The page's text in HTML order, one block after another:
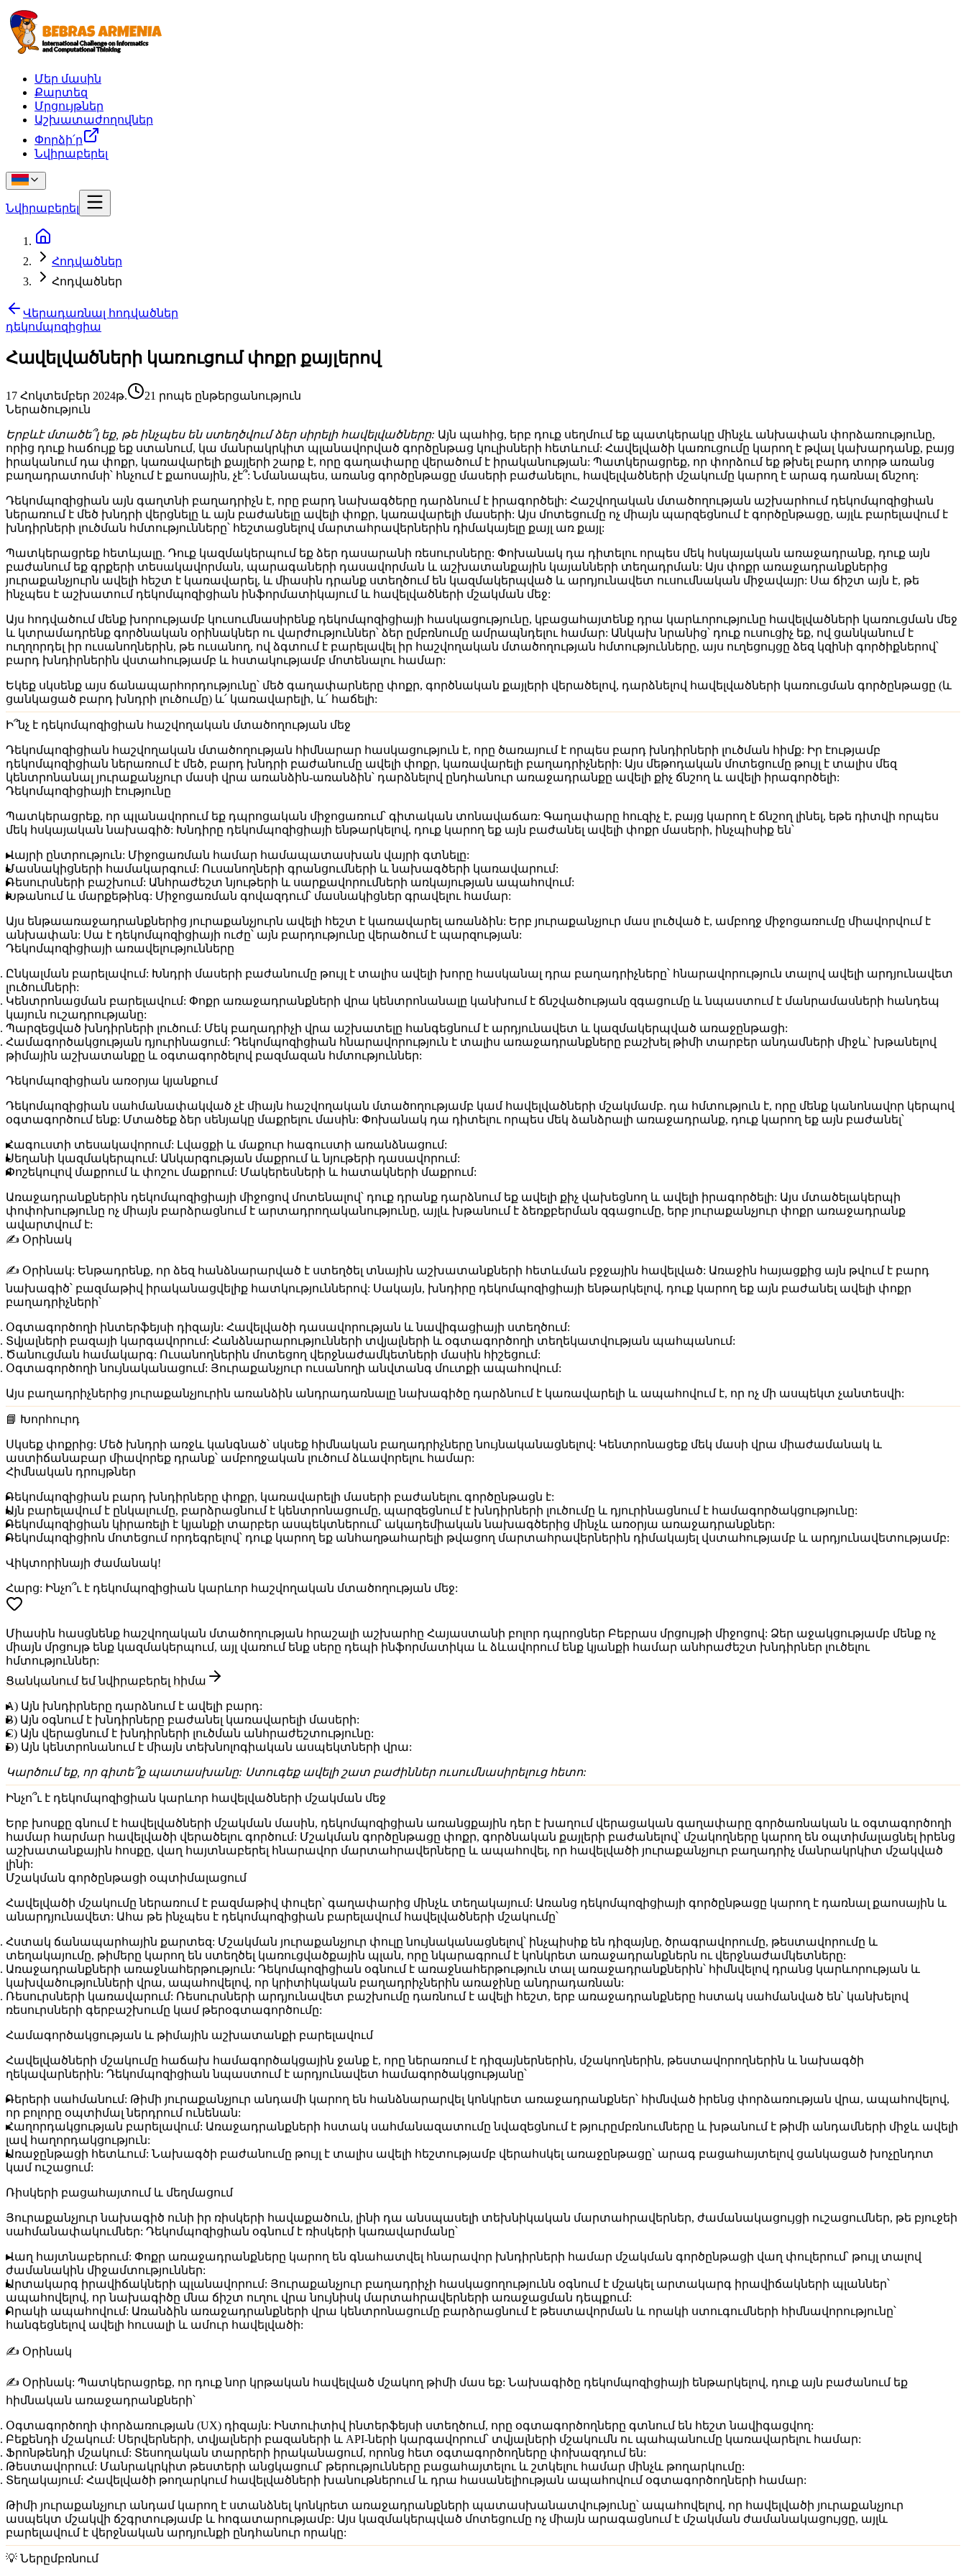
Մեր մասին
Քարտեզ
Մրցույթներ
Աշխատաժողովներ
Փորձի՛ր
Նվիրաբերել
Նվիրաբերել
Հոդվածներ
Հոդվածներ
Վերադառնալ հոդվածներ
դեկոմպոզիցիա
Հավելվածների կառուցում փոքր քայլերով
17 Հոկտեմբեր 2024թ.
21 րոպե ընթերցանություն
Ներածություն
Երբևէ մտածե՞լ եք, թե ինչպես են ստեղծվում ձեր սիրելի հավելվածները: Այն պահից, երբ դուք սեղմում եք պատկերակը մինչև անխափան փորձառությունը,
որից դուք հաճույք եք ստանում, կա մանրակրկիտ պլանավորված գործընթաց կուլիսների հետևում: Հավելվածի կառուցումը կարող է թվալ կախարդանք, բայց
իրականում դա փոքր, կառավարելի քայլերի շարք է, որը գաղափարը վերածում է իրականության: Պատկերացրեք, որ փորձում եք թխել բարդ տորթ առանց
բաղադրատոմսի՝ հնչում է քաոսային, չէ՞: Նմանապես, առանց գործընթացը մասերի բաժանելու, հավելվածների մշակումը կարող է արագ դառնալ ճնշող:
Դեկոմպոզիցիան այն գաղտնի բաղադրիչն է, որը բարդ նախագծերը դարձնում է իրագործելի: Հաշվողական մտածողության աշխարհում դեկոմպոզիցիան
ներառում է մեծ խնդրի վերցնելը և այն բաժանելը ավելի փոքր, կառավարելի մասերի: Այս մոտեցումը ոչ միայն պարզեցնում է գործընթացը, այլև բարելավում է
խնդիրների լուծման հմտությունները՝ հեշտացնելով մարտահրավերներին դիմակայելը քայլ առ քայլ:
Պատկերացրեք հետևյալը. Դուք կազմակերպում եք ձեր դասարանի ռեսուրսները: Փոխանակ դա դիտելու որպես մեկ հսկայական առաջադրանք, դուք այն
բաժանում եք գրքերի տեսակավորման, պարագաների դասավորման և աշխատանքային կայանների տեղադրման: Այս փոքր առաջադրանքներից
յուրաքանչյուրն ավելի հեշտ է կառավարել, և միասին դրանք ստեղծում են կազմակերպված և արդյունավետ ուսումնական միջավայր: Սա ճիշտ այն է, թե
ինչպես է աշխատում դեկոմպոզիցիան ինֆորմատիկայում և հավելվածների մշակման մեջ:
Այս հոդվածում մենք խորությամբ կուսումնասիրենք դեկոմպոզիցիայի հասկացությունը, կբացահայտենք դրա կարևորությունը հավելվածների կառուցման մեջ
և կտրամադրենք գործնական օրինակներ ու վարժություններ՝ ձեր ըմբռնումը ամրապնդելու համար: Անկախ նրանից՝ դուք ուսուցիչ եք, ով ցանկանում է
ուղղորդել իր ուսանողներին, թե ուսանող, ով ձգտում է բարելավել իր հաշվողական մտածողության հմտությունները, այս ուղեցույցը ձեզ կզինի գործիքներով՝
բարդ խնդիրներին վստահությամբ և հստակությամբ մոտենալու համար:
Եկեք սկսենք այս ճանապարհորդությունը՝ մեծ գաղափարները փոքր, գործնական քայլերի վերածելով, դարձնելով հավելվածների կառուցման գործընթացը (և
ցանկացած բարդ խնդրի լուծումը) և՛ կառավարելի, և՛ հաճելի:
Ի՞նչ է դեկոմպոզիցիան հաշվողական մտածողության մեջ
Դեկոմպոզիցիան հաշվողական մտածողության հիմնարար հասկացություն է, որը ծառայում է որպես բարդ խնդիրների լուծման հիմք: Իր էությամբ
դեկոմպոզիցիան ներառում է մեծ, բարդ խնդրի բաժանումը ավելի փոքր, կառավարելի բաղադրիչների: Այս մեթոդական մոտեցումը թույլ է տալիս մեզ
կենտրոնանալ յուրաքանչյուր մասի վրա առանձին-առանձին՝ դարձնելով ընդհանուր առաջադրանքը ավելի քիչ ճնշող և ավելի իրագործելի:
Դեկոմպոզիցիայի էությունը
Պատկերացրեք, որ պլանավորում եք դպրոցական միջոցառում՝ գիտական տոնավաճառ: Գաղափարը հուզիչ է, բայց կարող է ճնշող լինել, եթե դիտվի որպես
մեկ հսկայական նախագիծ: Խնդիրը դեկոմպոզիցիայի ենթարկելով, դուք կարող եք այն բաժանել ավելի փոքր մասերի, ինչպիսիք են՝
Վայրի ընտրություն: Միջոցառման համար համապատասխան վայրի գտնելը:
Մասնակիցների համակարգում: Ուսանողների գրանցումների և նախագծերի կառավարում:
Ռեսուրսների բաշխում: Անհրաժեշտ նյութերի և սարքավորումների առկայության ապահովում:
Խթանում և մարքեթինգ: Միջոցառման գովազդում՝ մասնակիցներ գրավելու համար:
Այս ենթաառաջադրանքներից յուրաքանչյուրն ավելի հեշտ է կառավարել առանձին: Երբ յուրաքանչյուր մաս լուծված է, ամբողջ միջոցառումը միավորվում է
անխափան: Սա է դեկոմպոզիցիայի ուժը՝ այն բարդությունը վերածում է պարզության:
Դեկոմպոզիցիայի առավելությունները
Ընկալման բարելավում: Խնդրի մասերի բաժանումը թույլ է տալիս ավելի խորը հասկանալ դրա բաղադրիչները՝ հնարավորություն տալով ավելի արդյունավետ
լուծումների:
Կենտրոնացման բարելավում: Փոքր առաջադրանքների վրա կենտրոնանալը կանխում է ճնշվածության զգացումը և նպաստում է մանրամասների հանդեպ
կայուն ուշադրությանը:
Պարզեցված խնդիրների լուծում: Մեկ բաղադրիչի վրա աշխատելը հանգեցնում է արդյունավետ և կազմակերպված առաջընթացի:
Համագործակցության դյուրինացում: Դեկոմպոզիցիան հնարավորություն է տալիս առաջադրանքները բաշխել թիմի տարբեր անդամների միջև՝ խթանելով
թիմային աշխատանքը և օգտագործելով բազմազան հմտություններ:
Դեկոմպոզիցիան առօրյա կյանքում
Դեկոմպոզիցիան սահմանափակված չէ միայն հաշվողական մտածողությամբ կամ հավելվածների մշակմամբ. դա հմտություն է, որը մենք կանոնավոր կերպով
օգտագործում ենք: Մտածեք ձեր սենյակը մաքրելու մասին: Փոխանակ դա դիտելու որպես մեկ ձանձրալի առաջադրանք, դուք կարող եք այն բաժանել՝
Հագուստի տեսակավորում: Լվացքի և մաքուր հագուստի առանձնացում:
Սեղանի կազմակերպում: Անկարգության մաքրում և նյութերի դասավորում:
Փոշեկուլով մաքրում և փոշու մաքրում: Մակերեսների և հատակների մաքրում:
Առաջադրանքներին դեկոմպոզիցիայի միջոցով մոտենալով՝ դուք դրանք դարձնում եք ավելի քիչ վախեցնող և ավելի իրագործելի: Այս մտածելակերպի
փոփոխությունը ոչ միայն բարձրացնում է արտադրողականությունը, այլև խթանում է ձեռքբերման զգացումը, երբ յուրաքանչյուր փոքր առաջադրանք
ավարտվում է:
✍️ Օրինակ
✍️ Օրինակ: Ենթադրենք, որ ձեզ հանձնարարված է ստեղծել տնային աշխատանքների հետևման բջջային հավելված: Առաջին հայացքից այն թվում է բարդ
նախագիծ՝ բազմաթիվ իրականացվելիք հատկություններով: Սակայն, խնդիրը դեկոմպոզիցիայի ենթարկելով, դուք կարող եք այն բաժանել ավելի փոքր
բաղադրիչների՝
Օգտագործողի ինտերֆեյսի դիզայն: Հավելվածի դասավորության և նավիգացիայի ստեղծում:
Տվյալների բազայի կարգավորում: Հանձնարարությունների տվյալների և օգտագործողի տեղեկատվության պահպանում:
Ծանուցման համակարգ: Ուսանողներին մոտեցող վերջնաժամկետների մասին հիշեցում:
Օգտագործողի նույնականացում: Յուրաքանչյուր ուսանողի անվտանգ մուտքի ապահովում:
Այս բաղադրիչներից յուրաքանչյուրին առանձին անդրադառնալը նախագիծը դարձնում է կառավարելի և ապահովում է, որ ոչ մի ասպեկտ չանտեսվի:
📘 Խորհուրդ
Սկսեք փոքրից: Մեծ խնդրի առջև կանգնած՝ սկսեք հիմնական բաղադրիչները նույնականացնելով: Կենտրոնացեք մեկ մասի վրա միաժամանակ և
աստիճանաբար միավորեք դրանք՝ ամբողջական լուծում ձևավորելու համար:
Հիմնական դրույթներ
Դեկոմպոզիցիան բարդ խնդիրները փոքր, կառավարելի մասերի բաժանելու գործընթացն է:
Այն բարելավում է ընկալումը, բարձրացնում է կենտրոնացումը, պարզեցնում է խնդիրների լուծումը և դյուրինացնում է համագործակցությունը:
Դեկոմպոզիցիան կիրառելի է կյանքի տարբեր ասպեկտներում՝ ակադեմիական նախագծերից մինչև առօրյա առաջադրանքներ:
Դեկոմպոզիցիոն մոտեցում որդեգրելով՝ դուք կարող եք անհաղթահարելի թվացող մարտահրավերներին դիմակայել վստահությամբ և արդյունավետությամբ:
Վիկտորինայի ժամանակ!
Հարց: Ինչո՞ւ է դեկոմպոզիցիան կարևոր հաշվողական մտածողության մեջ:
Միասին հասցնենք հաշվողական մտածողության հրաշալի աշխարհը Հայաստանի բոլոր դպրոցներ Բեբրաս մրցույթի միջոցով: Ձեր աջակցությամբ մենք ոչ
միայն մրցույթ ենք կազմակերպում, այլ վառում ենք սերը դեպի ինֆորմատիկա և ձևավորում ենք կյանքի համար անհրաժեշտ խնդիրներ լուծելու
հմտություններ:
Ցանկանում եմ նվիրաբերել հիմա
A) Այն խնդիրները դարձնում է ավելի բարդ:
B) Այն օգնում է խնդիրները բաժանել կառավարելի մասերի:
C) Այն վերացնում է խնդիրների լուծման անհրաժեշտությունը:
D) Այն կենտրոնանում է միայն տեխնոլոգիական ասպեկտների վրա:
Կարծում եք, որ գիտե՞ք պատասխանը: Ստուգեք ավելի շատ բաժիններ ուսումնասիրելուց հետո:
Ինչո՞ւ է դեկոմպոզիցիան կարևոր հավելվածների մշակման մեջ
Երբ խոսքը գնում է հավելվածների մշակման մասին, դեկոմպոզիցիան առանցքային դեր է խաղում վերացական գաղափարը գործառնական և օգտագործողի
համար հարմար հավելվածի վերածելու գործում: Մշակման գործընթացը փոքր, գործնական քայլերի բաժանելով՝ մշակողները կարող են օպտիմալացնել իրենց
աշխատանքային հոսքը, վաղ հայտնաբերել հնարավոր մարտահրավերները և ապահովել, որ հավելվածի յուրաքանչյուր բաղադրիչ մանրակրկիտ մշակված
լինի:
Մշակման գործընթացի օպտիմալացում
Հավելվածի մշակումը ներառում է բազմաթիվ փուլեր՝ գաղափարից մինչև տեղակայում: Առանց դեկոմպոզիցիայի գործընթացը կարող է դառնալ քաոսային և
անարդյունավետ: Ահա թե ինչպես է դեկոմպոզիցիան բարելավում հավելվածների մշակումը՝
Հստակ ճանապարհային քարտեզ: Մշակման յուրաքանչյուր փուլը նույնականացնելով՝ ինչպիսիք են դիզայնը, ծրագրավորումը, թեստավորումը և
տեղակայումը, թիմերը կարող են ստեղծել կառուցվածքային պլան, որը նկարագրում է կոնկրետ առաջադրանքներն ու վերջնաժամկետները:
Առաջադրանքների առաջնահերթություն: Դեկոմպոզիցիան օգնում է առաջնահերթություն տալ առաջադրանքներին՝ հիմնվելով դրանց կարևորության և
կախվածությունների վրա, ապահովելով, որ կրիտիկական բաղադրիչներին առաջինը անդրադառնան:
Ռեսուրսների կառավարում: Ռեսուրսների արդյունավետ բաշխումը դառնում է ավելի հեշտ, երբ առաջադրանքները հստակ սահմանված են՝ կանխելով
ռեսուրսների գերբաշխումը կամ թերօգտագործումը:
Համագործակցության և թիմային աշխատանքի բարելավում
Հավելվածների մշակումը հաճախ համագործակցային ջանք է, որը ներառում է դիզայներներին, մշակողներին, թեստավորողներին և նախագծի
ղեկավարներին: Դեկոմպոզիցիան նպաստում է արդյունավետ համագործակցությանը՝
Դերերի սահմանում: Թիմի յուրաքանչյուր անդամի կարող են հանձնարարվել կոնկրետ առաջադրանքներ՝ հիմնված իրենց փորձառության վրա, ապահովելով,
որ բոլորը օպտիմալ ներդրում ունենան:
Հաղորդակցության բարելավում: Առաջադրանքների հստակ սահմանազատումը նվազեցնում է թյուրըմբռնումները և խթանում է թիմի անդամների միջև ավելի
լավ հաղորդակցություն:
Առաջընթացի հետևում: Նախագծի բաժանումը թույլ է տալիս ավելի հեշտությամբ վերահսկել առաջընթացը՝ արագ բացահայտելով ցանկացած խոչընդոտ
կամ ուշացում:
Ռիսկերի բացահայտում և մեղմացում
Յուրաքանչյուր նախագիծ ունի իր ռիսկերի հավաքածուն, լինի դա անսպասելի տեխնիկական մարտահրավերներ, ժամանակացույցի ուշացումներ, թե բյուջեի
սահմանափակումներ: Դեկոմպոզիցիան օգնում է ռիսկերի կառավարմանը՝
Վաղ հայտնաբերում: Փոքր առաջադրանքները կարող են գնահատվել հնարավոր խնդիրների համար մշակման գործընթացի վաղ փուլերում՝ թույլ տալով
ժամանակին միջամտություններ:
Արտակարգ իրավիճակների պլանավորում: Յուրաքանչյուր բաղադրիչի հասկացողությունն օգնում է մշակել արտակարգ իրավիճակների պլաններ՝
ապահովելով, որ նախագիծը մնա ճիշտ ուղու վրա նույնիսկ մարտահրավերների առաջացման դեպքում:
Որակի ապահովում: Առանձին առաջադրանքների վրա կենտրոնացումը բարձրացնում է թեստավորման և որակի ստուգումների հիմնավորությունը՝
հանգեցնելով ավելի հուսալի և ամուր հավելվածի:
✍️ Օրինակ
✍️ Օրինակ: Պատկերացրեք, որ դուք նոր կրթական հավելված մշակող թիմի մաս եք: Նախագիծը դեկոմպոզիցիայի ենթարկելով, դուք այն բաժանում եք
հիմնական առաջադրանքների՝
Օգտագործողի փորձառության (UX) դիզայն: Ինտուիտիվ ինտերֆեյսի ստեղծում, որը օգտագործողները գտնում են հեշտ նավիգացվող:
Բեքենդի մշակում: Սերվերների, տվյալների բազաների և API-ների կարգավորում՝ տվյալների մշակումն ու պահպանումը կառավարելու համար:
Ֆրոնթենդի մշակում: Տեսողական տարրերի իրականացում, որոնց հետ օգտագործողները փոխազդում են:
Թեստավորում: Մանրակրկիտ թեստերի անցկացում՝ թերությունները բացահայտելու և շտկելու համար մինչև թողարկումը:
Տեղակայում: Հավելվածի թողարկում հավելվածների խանութներում և դրա հասանելիության ապահովում օգտագործողների համար:
Թիմի յուրաքանչյուր անդամ կարող է ստանձնել կոնկրետ առաջադրանքների պատասխանատվությունը՝ ապահովելով, որ հավելվածի յուրաքանչյուր
ասպեկտ մշակվի ճշգրտությամբ և հոգատարությամբ: Այս կազմակերպված մոտեցումը ոչ միայն արագացնում է մշակման ժամանակացույցը, այլև
բարելավում է վերջնական արդյունքի ընդհանուր որակը:
💡 Ներըմբռնում